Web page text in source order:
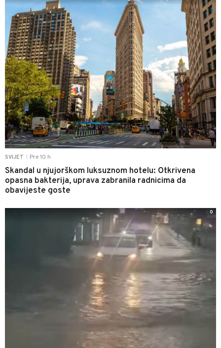
SVIJET Pre 10 h
Skandal u njujorškom luksuznom hotelu: Otkrivena
opasna bakterija, uprava zabranila radnicima da
obavijeste goste
0